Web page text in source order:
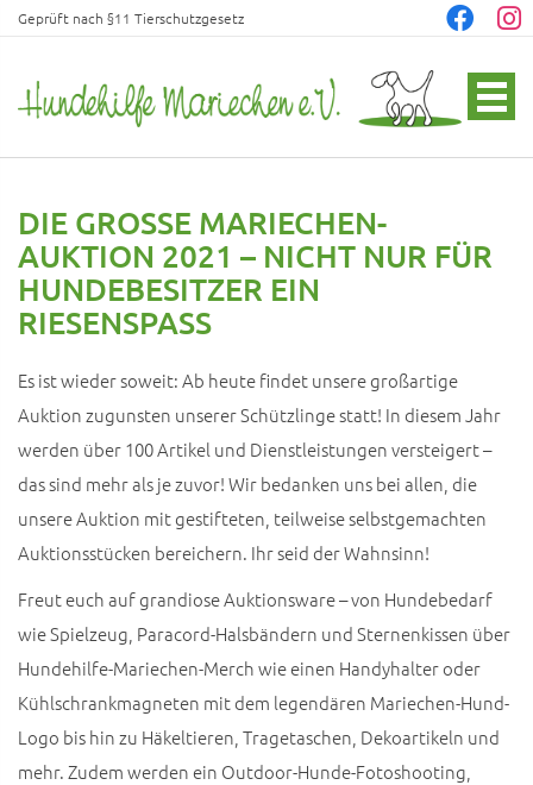
Geprüft nach §11 Tierschutzgesetz
DIE GROSSE MARIECHEN-A
UKTION 2021 – NICHT NUR FÜR H
UNDEBESITZER EIN R
IESENSPASS
Es ist wieder soweit: Ab heute findet unsere großartige
Auktion zugunsten unserer Schützlinge statt! In diesem Jahr
werden über 100 Artikel und Dienstleistungen versteigert –
das sind mehr als je zuvor! Wir bedanken uns bei allen, die
unsere Auktion mit gestifteten, teilweise selbstgemachten
Auktionsstücken bereichern. Ihr seid der Wahnsinn!
Freut euch auf grandiose Auktionsware – von Hundebedarf
wie Spielzeug, Paracord-Halsbändern und Sternenkissen über
Hundehilfe-Mariechen-Merch wie einen Handyhalter oder
Kühlschrankmagneten mit dem legendären Mariechen-Hund-
Logo bis hin zu Häkeltieren, Tragetaschen, Dekoartikeln und
mehr. Zudem werden ein Outdoor-Hunde-Fotoshooting,